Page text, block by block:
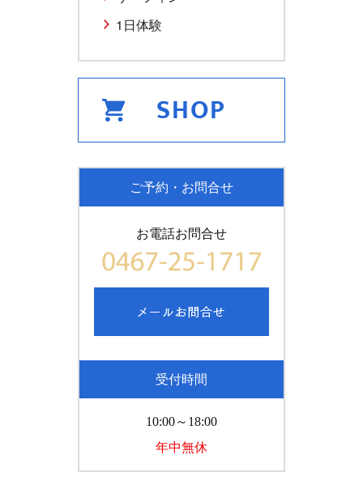
1日体験
ご予約・お問合せ
お電話お問合せ
受付時間
10:00～18:00
年中無休